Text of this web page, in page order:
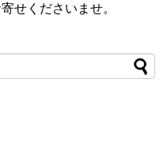
せくださいませ。